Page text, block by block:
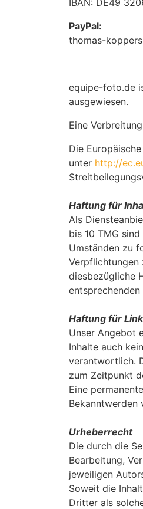
IBAN: DE49
PayPal:
thomas-
equipe-foto.de
ausgewiesen.
Eine
Die
unter http://
Haftung für
Als
bis 10 TMG
Umständen zu
Verpflichtungen
diesbezügliche
Haftung für
Unser Angebot
Inhalte auch
verantwortlich.
zum Zeitpunkt
Eine
Bekanntwerden
Urheberrecht
Die durch die
Bearbeitung,
jeweiligen
Soweit die
Dritter als